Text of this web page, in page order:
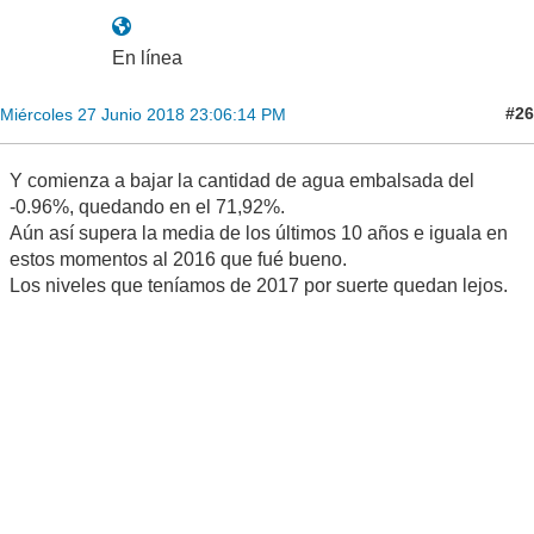
En línea
Miércoles 27 Junio 2018 23:06:14 PM #26
Y comienza a bajar la cantidad de agua embalsada del
-0.96%, quedando en el 71,92%.
Aún así supera la media de los últimos 10 años e iguala en
estos momentos al 2016 que fué bueno.
Los niveles que teníamos de 2017 por suerte quedan lejos.